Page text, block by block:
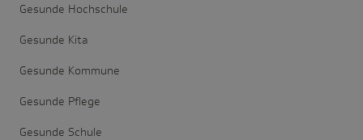
Gesunde Hochschule
Gesunde Kita
Gesunde Kommune
Gesunde Pflege
Gesunde Schule